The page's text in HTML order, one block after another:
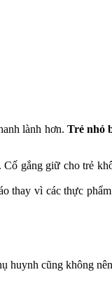
lành hơn. Trẻ nhỏ
gắng giữ cho trẻ
thay vì các thực
huynh cũng không